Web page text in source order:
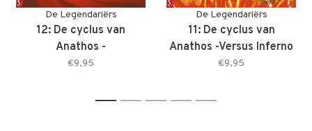
De Legendariërs
12: De cyclus van
Anathos -
Wedergeboorte
€9,95
De Legendariërs
11: De cyclus van
Anathos -Versus Inferno
€9,95
1 2 3 4 5